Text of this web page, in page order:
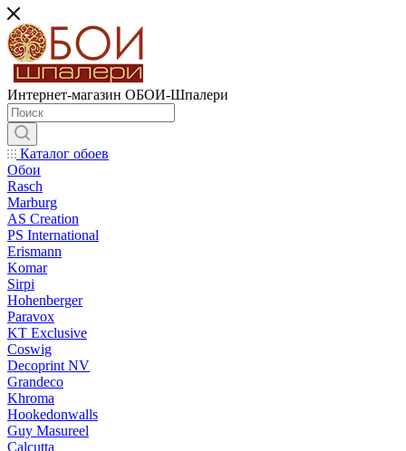
Интернет-магазин ОБОИ-Шпалери
Каталог обоев
Обои
Rasch
Marburg
AS Creation
PS International
Erismann
Komar
Sirpi
Hohenberger
Paravox
KT Exclusive
Coswig
Decoprint NV
Grandeco
Khroma
Hookedonwalls
Guy Masureel
Calcutta